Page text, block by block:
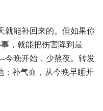
就能补回来的。但如果你
，就能把伤害降到最
晚开始，少熬夜。转发
：补气血，从今晚早睡开